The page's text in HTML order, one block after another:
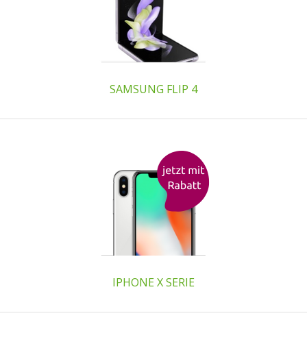
SAMSUNG FLIP 4
IPHONE X SERIE